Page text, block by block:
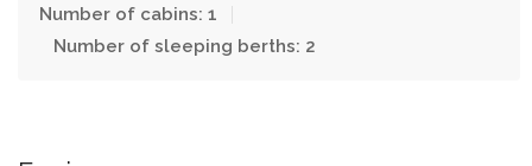
Number of cabins: 1
Number of sleeping berths: 2